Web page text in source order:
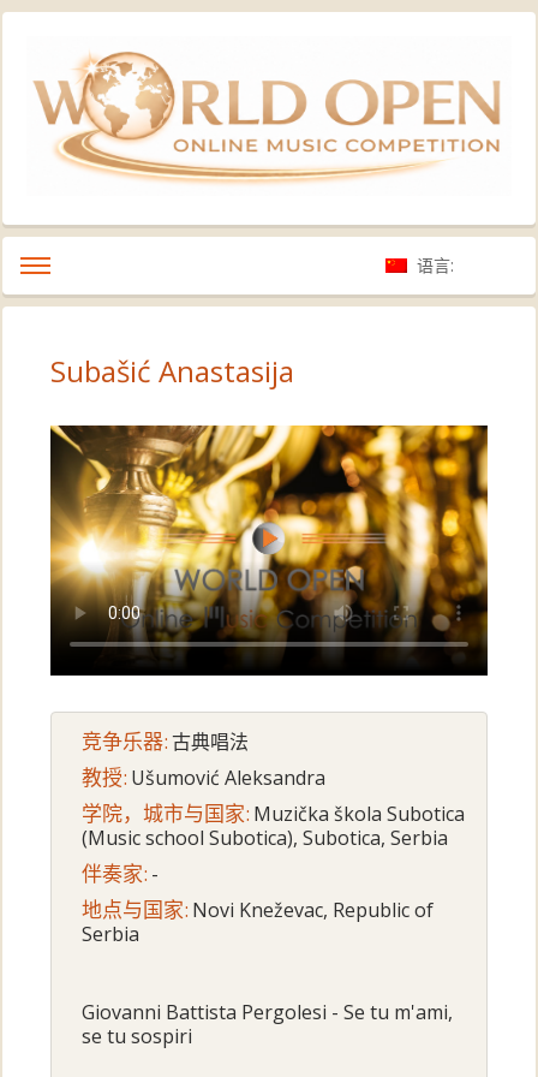
语言:
Subašić Anastasija
竞争乐器:古典唱法
教授: Ušumović Aleksandra
学院，城市与国家: Muzička škola Subotica
(Music school Subotica), Subotica, Serbia
伴奏家: -
地点与国家: Novi Kneževac, Republic of
Serbia
Giovanni Battista Pergolesi - Se tu m'ami,
se tu sospiri